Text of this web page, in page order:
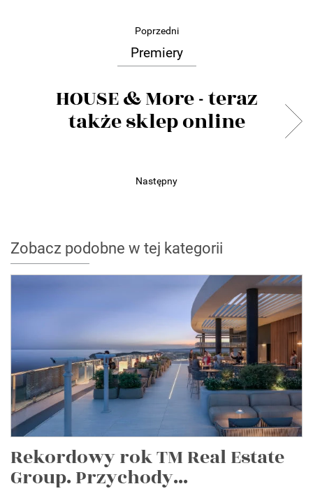
Poprzedni
Premiery
HOUSE & More - teraz
także sklep online
Następny
Zobacz podobne w tej kategorii
Rekordowy rok TM Real Estate
Group. Przychody...